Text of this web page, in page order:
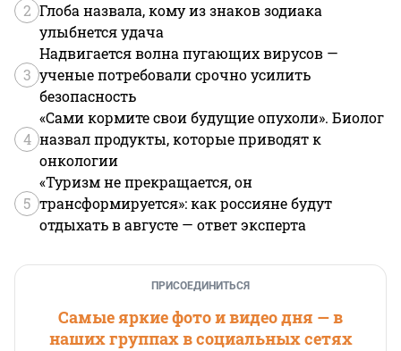
2 Глоба назвала, кому из знаков зодиака
улыбнется удача
3
Надвигается волна пугающих вирусов —
ученые потребовали срочно усилить
безопасность
4
«Сами кормите свои будущие опухоли». Биолог
назвал продукты, которые приводят к
онкологии
5
«Туризм не прекращается, он
трансформируется»: как россияне будут
отдыхать в августе — ответ эксперта
ПРИСОЕДИНИТЬСЯ
Самые яркие фото и видео дня — в
наших группах в социальных сетях